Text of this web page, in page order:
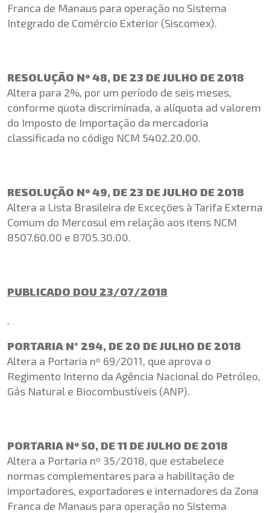
Franca de Manaus para operação no Sistema
Integrado de Comércio Exterior (Siscomex).
RESOLUÇÃO Nº 48, DE 23 DE JULHO DE 2018
Altera para 2%, por um período de seis meses,
conforme quota discriminada, a alíquota ad valorem
do Imposto de Importação da mercadoria
classificada no código NCM 5402.20.00.
RESOLUÇÃO Nº 49, DE 23 DE JULHO DE 2018
Altera a Lista Brasileira de Exceções à Tarifa Externa
Comum do Mercosul em relação aos itens NCM
8507.60.00 e 8705.30.00.
PUBLICADO DOU 23/07/2018
PORTARIA N° 294, DE 20 DE JULHO DE 2018
Altera a Portaria nº 69/2011, que aprova o
Regimento Interno da Agência Nacional do Petróleo,
Gás Natural e Biocombustíveis (ANP).
PORTARIA Nº 50, DE 11 DE JULHO DE 2018
Altera a Portaria nº 35/2018, que estabelece
normas complementares para a habilitação de
importadores, exportadores e internadores da Zona
Franca de Manaus para operação no Sistema